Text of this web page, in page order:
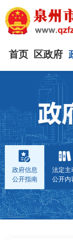
首页 区政府
政府信息
公开指南
法定主
公开内